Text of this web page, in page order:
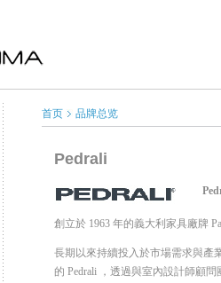
首页 品牌总览
Pedrali
創立於 1963 年的義大利家具廠牌
長期以來持續投入於市場需求與產
的 Pedrali，透過與室內設計師顧問